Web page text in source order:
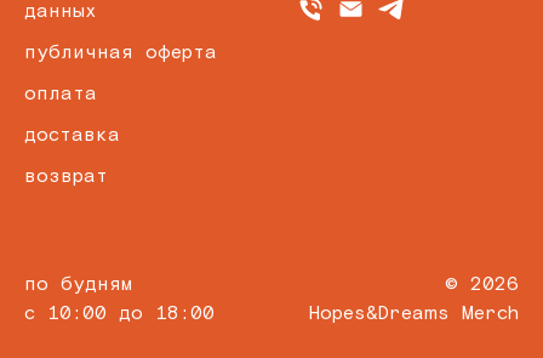
данных
публичная оферта
оплата
доставка
возврат
по будням
с 10:00 до 18:00
© 2026
Hopes&Dreams Merch